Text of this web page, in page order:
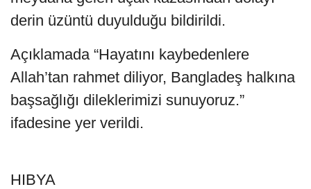
derin üzüntü duyulduğu bildirildi.
Açıklamada “Hayatını kaybedenlere
Allah’tan rahmet diliyor, Bangladeş halkına
başsağlığı dileklerimizi sunuyoruz.”
ifadesine yer verildi.
HIBYA